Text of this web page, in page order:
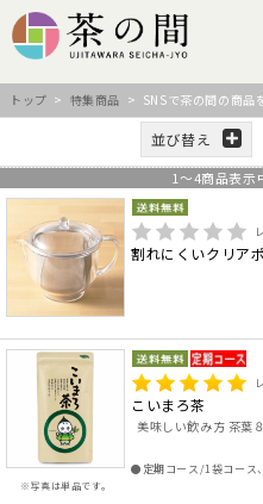
トップ > 特集商品 > SNSで茶の間の商品
並び替え
1 ～4商品表示
割れにくいクリア
※写真は単品です。
こいまろ茶
美味しい飲み方 茶葉
●定期コース/1袋コース